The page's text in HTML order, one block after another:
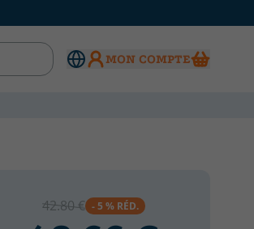
MON COMPTE
42.80 € - 5 % RÉD.